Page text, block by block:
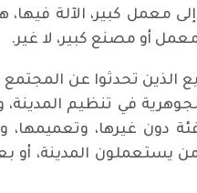
كبير، الآلة فيها،
أو مصنع كبير، لا غير.
الذين تحدثوا عن
في تنظيم المدينة،
دون غيرها،
يستعملون المدينة، أو